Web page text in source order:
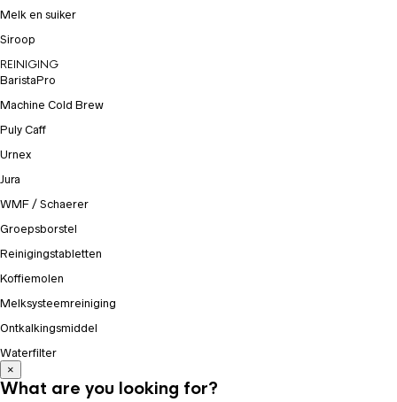
Melk en suiker
Siroop
REINIGING
BaristaPro
Machine Cold Brew
Puly Caff
Urnex
Jura
WMF / Schaerer
Groepsborstel
Reinigingstabletten
Koffiemolen
Melksysteemreiniging
Ontkalkingsmiddel
Waterfilter
×
What are you looking for?